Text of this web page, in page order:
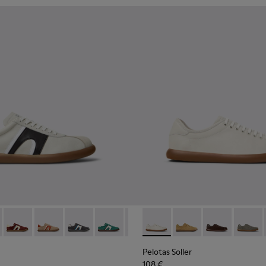
végétal Pour homme.
en nubuck Pour homme.
nubuck marron Pour homme.
002
- K100937-022 - Baskets en cuir et nubuck multicolores pour
Soller - K100937-038 - Baskets multicolores en nubuck et
Pelotas Soller - K100937-037 - Baskets multicolores en
Pelotas Soller - K100937-036 - Baskets multicolores
Pelotas Soller - K100937-033 - Baskets en
Pelotas Soller - K100937-031 -
Pelotas Soller - K100937-028
Pelotas Soller -
Pelotas Soller -
Pelotas
Pelotas Soller - K100974-
Pelotas Soller -
Pelotas
Pelotas Soller